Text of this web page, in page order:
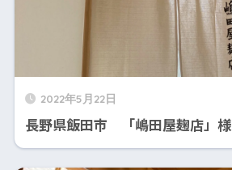
2022年5月22日
長野県飯田市 「嶋田屋麹店」様